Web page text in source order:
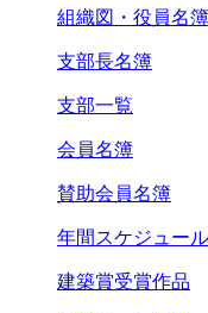
組織図・役員名簿
支部長名簿
支部一覧
会員名簿
賛助会員名簿
年間スケジュール
建築賞受賞作品